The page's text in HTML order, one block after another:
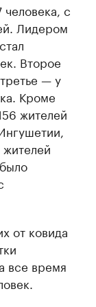
с
Лидером
Второе
— у
Кроме
жителей
от ковида
все время